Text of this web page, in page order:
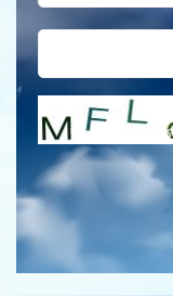
التحقق جديدة!